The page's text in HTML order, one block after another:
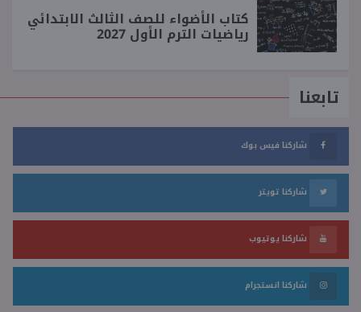
كتاب الأضواء للصف الثالث الابتدائي
رياضيات الترم الأول 2027
تابعنا
شاركنا فيس بوك
شاركنا تويتر
شاركنا يوتيوب
شاركنا انستجرام